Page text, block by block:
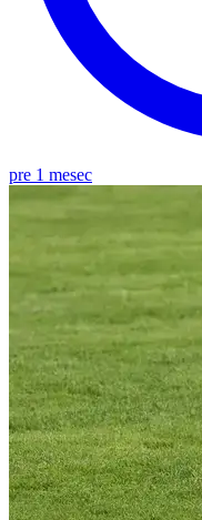
pre 1 mesec